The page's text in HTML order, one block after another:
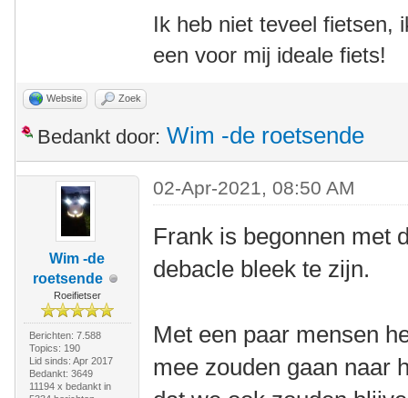
Ik heb niet teveel fietsen,
een voor mij ideale fiets!
Website Zoek
Bedankt door: Wim -de roetsende
Wim -de
roetsende
Roeifietser
Berichten: 7.588
Topics: 190
Lid sinds: Apr 2017
Bedankt: 3649
11194 x bedankt in
02-Apr-2021, 08:50 AM
Frank is begonnen met
debacle bleek te zijn.
Met een paar mensen
mee zouden gaan naar